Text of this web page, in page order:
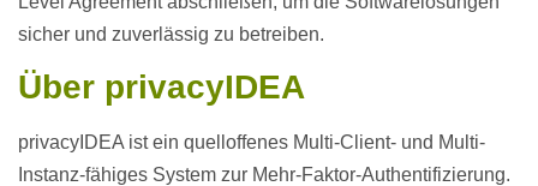
sicher und zuverlässig zu betreiben.
Über privacyIDEA
privacyIDEA ist ein quelloffenes Multi-Client- und Multi-
Instanz-fähiges System zur Mehr-Faktor-Authentifizierung.